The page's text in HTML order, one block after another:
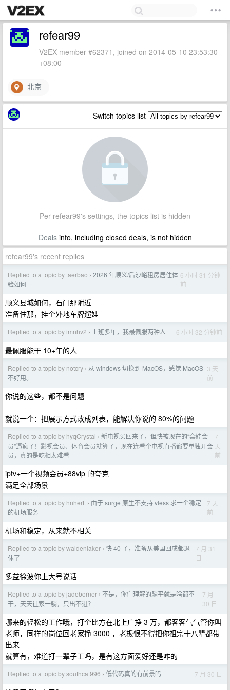
refear99
V2EX member #62371, joined on 2014-05-10 23:53:30
+08:00
北京
Switch topics list
Per refear99's settings, the topics list is hidden
Dealsinfo, including closed deals, is not hidden
refear99's recent replies
Replied to a topic by taerbao › 2026 年顺义/后沙峪租房居住体
验如何
6 小时 31 分钟
前
顺义县城如何，石门那附近
准备住那，挂个外地车牌遛娃
Replied to a topic by imnhv2 › 上班多年，我最佩服两种人 6 小时 32 分钟前
最佩服能干 10+年的人
Replied to a topic by notcry › 从 windows 切换到 MacOS，感觉 MacOS
不好用。
3 天
前
你说的这些，都不是问题
就说一个：把展示方式改成列表，能解决你说的 80%的问题
Replied to a topic by hyqCrystal › 新电视买回来了，但快被现在的“套娃会
员”逼疯了！影视会员、体育会员就算了，现在连看个电视直播都要单独开会
员，真的是吃相太难看
7
天
前
iptv+一个视频会员+88vip 的夸克
满足全部场景
Replied to a topic by hnhertt › 由于 surge 原生不支持 vless 求一个稳定
的机场服务
7 天
前
机场和稳定，从来就不相关
Replied to a topic by waldenlaker › 快 40 了，准备从美国回成都退
休了
7 月 31
日
多益徐波‌你上大号说话
Replied to a topic by jadeborner › 不是，你们理解的躺平就是啥都不
干，天天往家一躺，只出不进？
7 月
30 日
哪来的轻松的工作哦，打个比方在北上广挣 3 万，都客客气气管你叫
老师，同样的岗位回老家挣 3000 ，老板恨不得把你祖宗十八辈都带
出来
就算有，难道打一辈子工吗，是有这方面爱好还是咋的
Replied to a topic by southcat996 › 低代码真的有前景吗 7 月 30 日